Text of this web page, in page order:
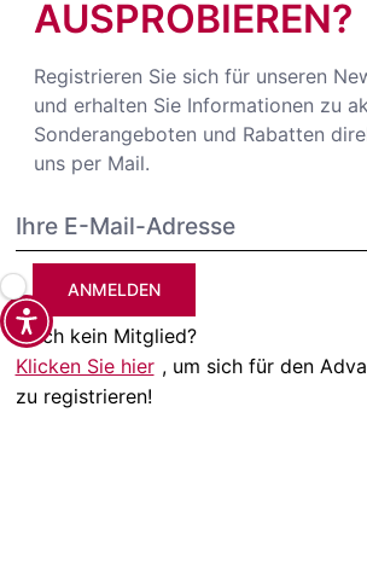
AUSPROBIEREN?
Registrieren Sie sich für unseren
und erhalten Sie Informationen zu
Sonderangeboten und Rabatten
uns per Mail.
ANMELDEN
Noch kein Mitglied?
Klicken Sie hier , um sich für den
zu registrieren!